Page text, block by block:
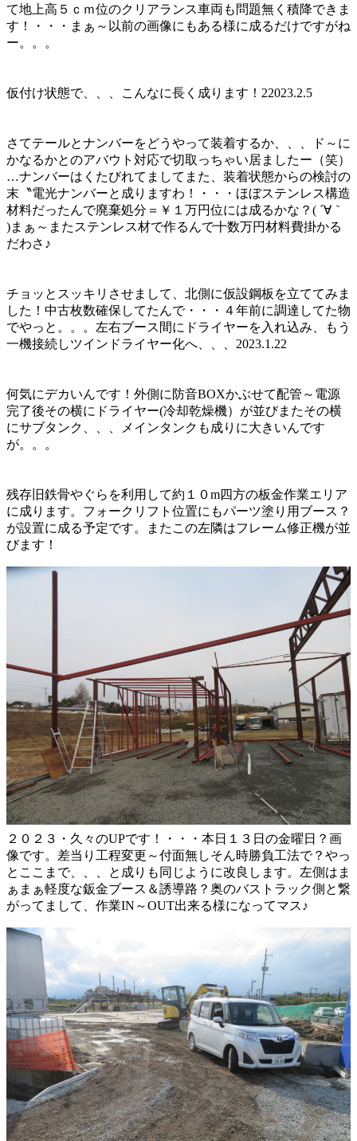
て地上高５ｃｍ位のクリアランス車両も問題無く積降できま
す！・・・まぁ～以前の画像にもある様に成るだけですがね
ー。。。
仮付け状態で、、、こんなに長く成ります！22023.2.5
さてテールとナンバーをどうやって装着するか、、、ド～に
かなるかとのアバウト対応で切取っちゃい居ましたー（笑）
…ナンバーはくたびれてましてまた、装着状態からの検討の
末〝電光ナンバーと成りますわ！・・・ほぼステンレス構造
材料だったんで廃棄処分＝￥１万円位には成るかな？( ´∀｀
)まぁ～またステンレス材で作るんで十数万円材料費掛かる
だわさ♪
チョッとスッキリさせまして、北側に仮設鋼板を立ててみま
した！中古枚数確保してたんで・・・４年前に調達してた物
でやっと。。。左右ブース間にドライヤーを入れ込み、もう
一機接続しツインドライヤー化へ、、、2023.1.22
何気にデカいんです！外側に防音BOXかぶせて配管～電源
完了後その横にドライヤー(冷却乾燥機）が並びまたその横
にサブタンク、、、メインタンクも成りに大きいんです
が。。。
残存旧鉄骨やぐらを利用して約１０m四方の板金作業エリア
に成ります。フォークリフト位置にもパーツ塗り用ブース？
が設置に成る予定です。またこの左隣はフレーム修正機が並
びます！
２０２３・久々のUPです！・・・本日１３日の金曜日？画
像です。差当り工程変更～付面無しそん時勝負工法で？やっ
とここまで、、、と成りも同じように改良します。左側はま
ぁまぁ軽度な鈑金ブース＆誘導路？奥のバストラック側と繋
がってまして、作業IN～OUT出来る様になってマス♪